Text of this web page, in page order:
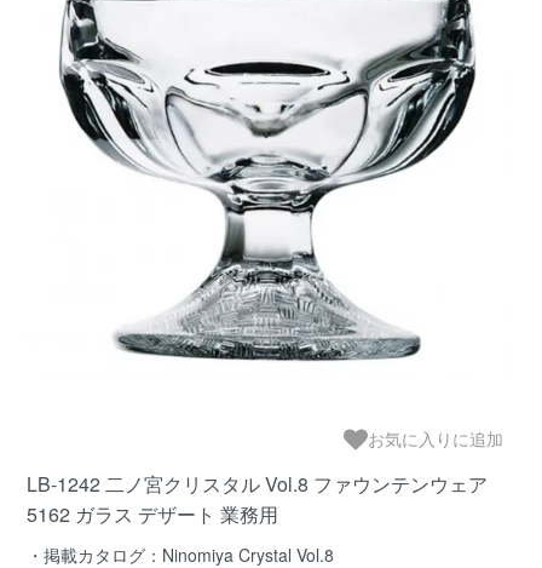
お気に入りに追加
LB-1242 二ノ宮クリスタル Vol.8 ファウンテンウェア
5162 ガラス デザート 業務用
・掲載カタログ：Ninomiya Crystal Vol.8